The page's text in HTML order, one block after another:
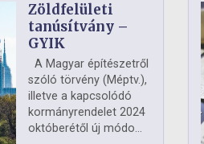
Zöldfelületi
tanúsítvány –
GYIK
A Magyar építészetről
szóló törvény (Méptv.),
illetve a kapcsolódó
kormányrendelet 2024
októberétől új módo...